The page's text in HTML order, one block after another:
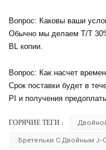
Вопрос: Каковы ваши
Обычно мы делаем T/T
BL копии.
Вопрос: Как насчет
Срок поставки будет в
PI и получения
ГОРЯЧИЕ ТЕГИ :
Бретельки С Двойным